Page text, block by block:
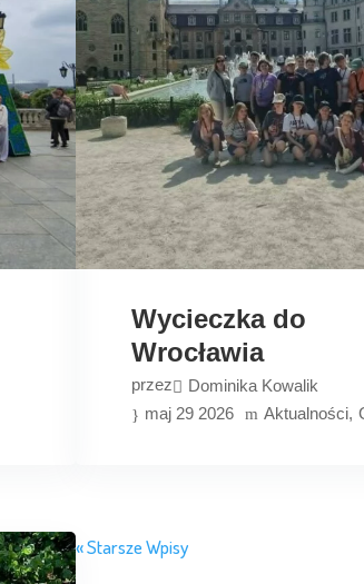
Wycieczka do
Wrocławia
przez
Dominika Kowalik
maj 29 2026
Aktualności
« Starsze Wpisy